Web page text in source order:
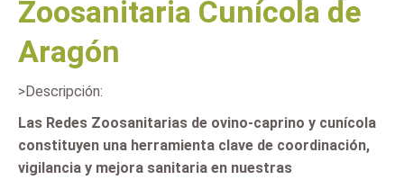
Zoosanitaria Cunícola de
Aragón
>Descripción:
Las Redes Zoosanitarias de ovino-caprino y cunícola
constituyen una herramienta clave de coordinación,
vigilancia y mejora sanitaria en nuestras